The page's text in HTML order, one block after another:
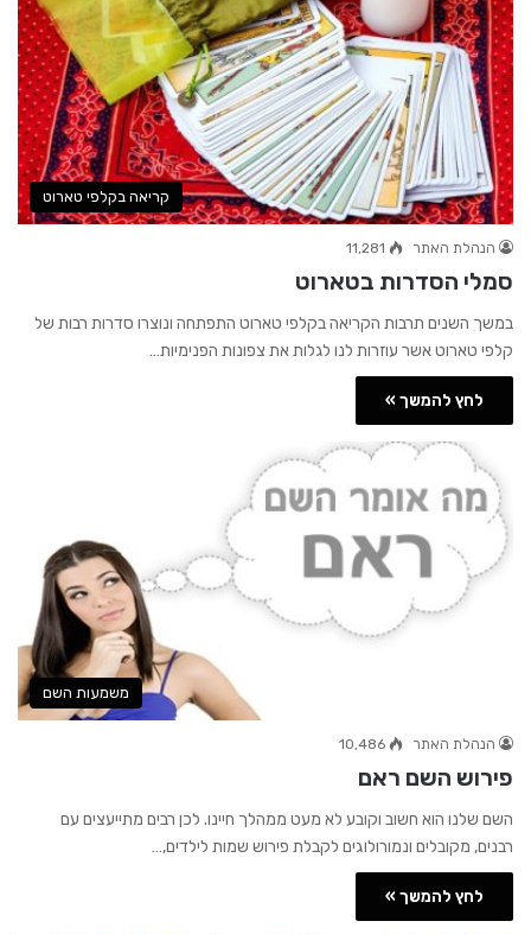
קריאה בקלפי טארוט
הנהלת האתר 11,281
סמלי הסדרות בטארוט
במשך השנים תרבות הקריאה בקלפי טארוט התפתחה ונוצרו סדרות רבות של
קלפי טארוט אשר עוזרות לנו לגלות את צפונות הפנימיות…
לחץ להמשך »
משמעות השם
הנהלת האתר 10,486
פירוש השם ראם
השם שלנו הוא חשוב וקובע לא מעט ממהלך חיינו. לכן רבים מתייעצים עם
רבנים, מקובלים ונמורולוגים לקבלת פירוש שמות לילדים,…
לחץ להמשך »